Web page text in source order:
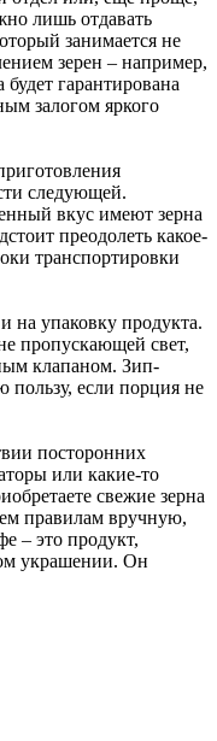
лишь отдавать
занимается не
зерен – например,
гарантирована
залогом яркого
следующей.
вкус имеют зерна
преодолеть какое-
транспортировки
на упаковку продукта.
пропускающей свет,
клапаном. Зип-
пользу, если порция не
посторонних
или какие-то
свежие зерна
правилам вручную,
– это продукт,
украшении. Он